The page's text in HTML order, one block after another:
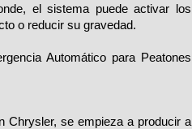
el sistema puede activar los
o reducir su gravedad.
Automático para Peatones
Chrysler, se empieza a producir a